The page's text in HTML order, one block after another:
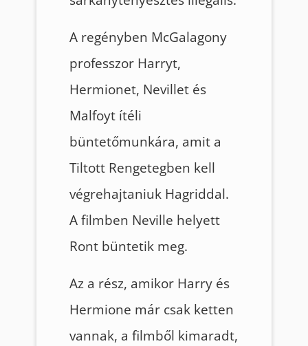
A regényben McGalagony
professzor Harryt,
Hermionet, Nevillet és
Malfoyt ítéli
büntetőmunkára, amit a
Tiltott Rengetegben kell
végrehajtaniuk Hagriddal.
A filmben Neville helyett
Ront büntetik meg.
Az a rész, amikor Harry és
Hermione már csak ketten
vannak, a filmből kimaradt,